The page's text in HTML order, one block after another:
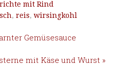
mit Rind
, reis, wirsingkohl
Gemüsesauce
mit Käse und Wurst »